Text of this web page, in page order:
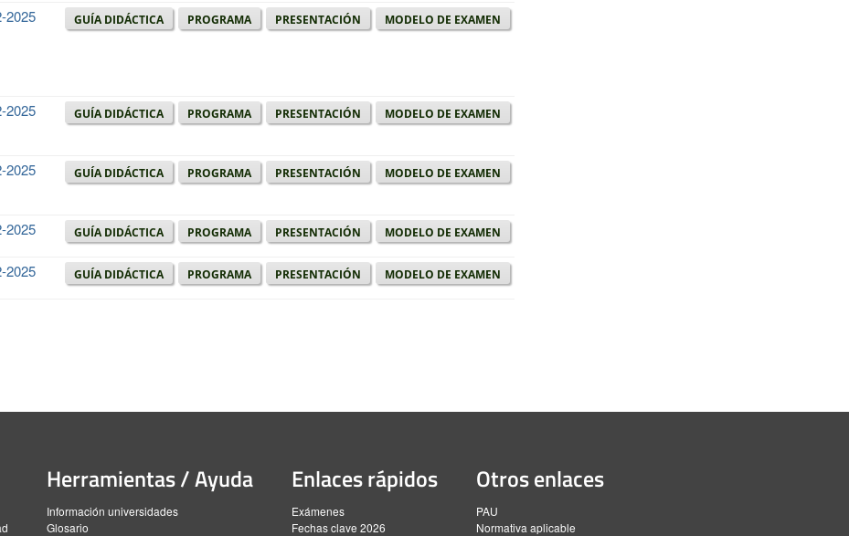
2025 Guía didáctica Programa Presentación Modelo de examen
2025 Guía didáctica Programa Presentación Modelo de examen
2025 Guía didáctica Programa Presentación Modelo de examen
2025 Guía didáctica Programa Presentación Modelo de examen
2025 Guía didáctica Programa Presentación Modelo de examen
Herramientas / Ayuda
Información universidades
Glosario
Enlaces rápidos
Exámenes
Fechas clave 2026
Otros enlaces
PAU
Normativa aplicable